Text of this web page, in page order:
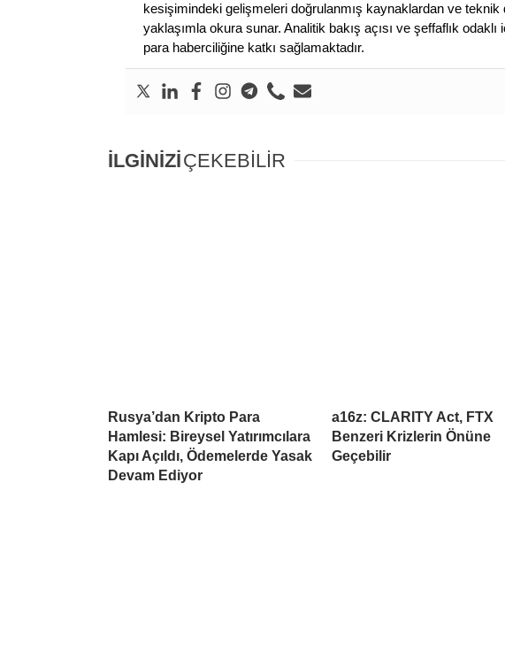
kesişimindeki gelişmeleri doğrulanmış kaynaklardan ve
yaklaşımla okura sunar. Analitik bakış açısı ve şeffaflık
para haberciliğine katkı sağlamaktadır.
İLGİNİZİÇEKEBİLİR
Rusya’dan Kripto Para
Hamlesi: Bireysel Yatırımcılara
Kapı Açıldı, Ödemelerde Yasak
Devam Ediyor
a16z: CLARITY Act, FTX
Benzeri Krizlerin Önüne
Geçebilir